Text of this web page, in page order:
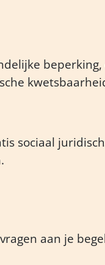
sociaal
aan je